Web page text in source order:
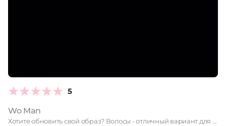
5
Wo Man
Хотите обновить свой образ? Волосы - отличный вариант для начала! …